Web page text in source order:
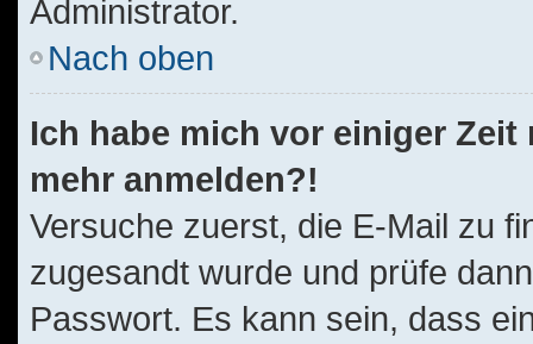
Administrator.
Nach oben
Ich habe mich vor einiger
mehr anmelden?!
Versuche zuerst, die E-Mail zu
zugesandt wurde und prüfe
Passwort. Es kann sein, dass